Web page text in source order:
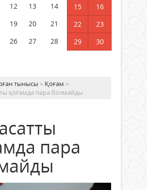
12 13 14 15
16
19 20 21 22
23
26 27 28 29
30
тынысы » Қоғам »
қоғамда пара болмайды
пара